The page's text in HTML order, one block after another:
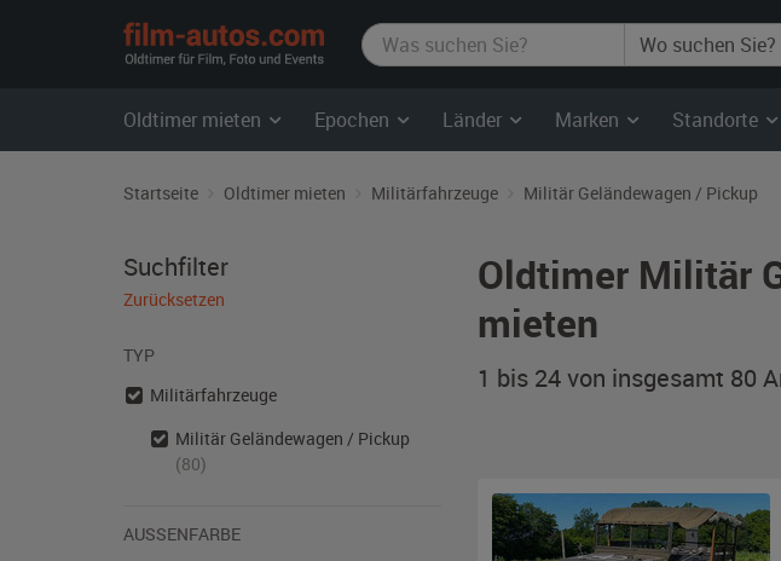
film-
autos.com
Oldtimer mieten Epochen Länder Marken Standorte
Startseite Oldtimer mieten Militärfahrzeuge Militär Geländewagen / Pickup
Oldtimer Militär
mieten
1 bis 24 von insgesamt 80
Suchfilter
Zurücksetzen
TYP
Militärfahrzeuge
Militär Geländewagen / Pickup
(80)
AUSSENFARBE